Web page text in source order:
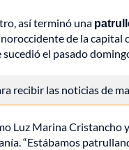
así terminó una
de la
el pasado
recibir las noticias de
Luz Marina Cristancho
“Estábamos